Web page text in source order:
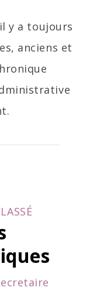
y a toujours
anciens et